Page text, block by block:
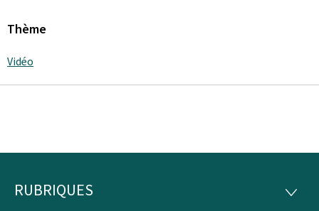
Thème
Vidéo
Pied
RUBRIQUES